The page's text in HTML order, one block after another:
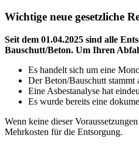
Wichtige neue gesetzliche
Seit dem 01.04.2025 sind alle
Bauschutt/Beton. Um Ihren
Es handelt sich um eine
Der Beton/Bauschutt stammt
Eine Asbestanalyse hat
Es wurde bereits eine
Wenn keine dieser
Mehrkosten für die Entsorgung.